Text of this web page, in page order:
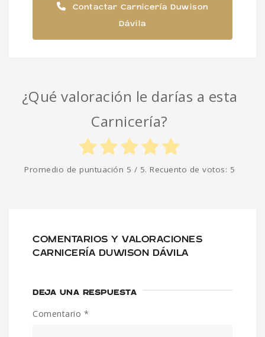
Contactar Carnicería Duwison
Dávila
¿Qué valoración le darías a esta
Carnicería?
Promedio de puntuación 5 / 5. Recuento de votos: 5
COMENTARIOS Y VALORACIONES
CARNICERÍA DUWISON DÁVILA
DEJA UNA RESPUESTA
Comentario *